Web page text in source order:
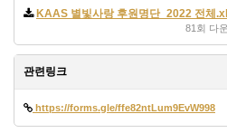
KAAS 별빛사랑 후원명단_2022 전체
81회 다
관련링크
https://forms.gle/ffe82ntLum9EvW998